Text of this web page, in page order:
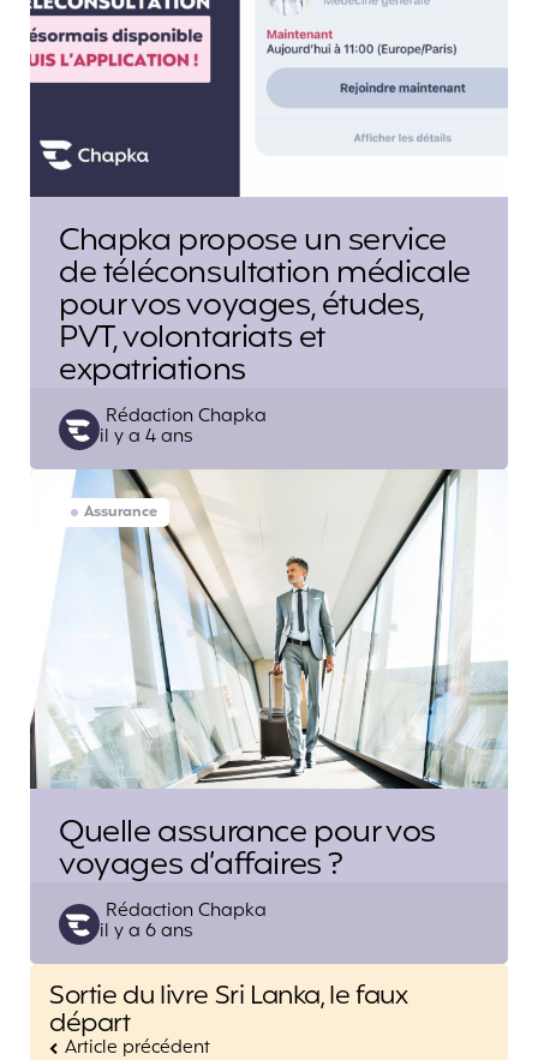
Chapka propose un service
de téléconsultation médicale
pour vos voyages, études,
PVT, volontariats et
expatriations
Posted
by
Rédaction Chapka
il y a 4 ans
Assurance
Quelle assurance pour vos
voyages d’affaires ?
Posted
by
Rédaction Chapka
il y a 6 ans
Post
navigation
Sortie du livre Sri Lanka, le faux
départ
Article précédent